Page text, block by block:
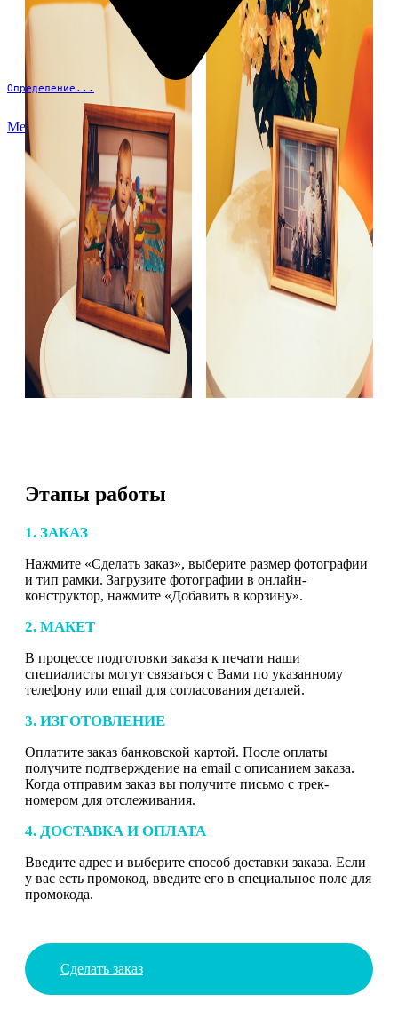
Определение...
Меню
Этапы работы
1. ЗАКАЗ
Нажмите «Сделать заказ», выберите размер фотографии
и тип рамки. Загрузите фотографии в онлайн-
конструктор, нажмите «Добавить в корзину».
2. МАКЕТ
В процессе подготовки заказа к печати наши
специалисты могут связаться с Вами по указанному
телефону или email для согласования деталей.
3. ИЗГОТОВЛЕНИЕ
Оплатите заказ банковской картой. После оплаты
получите подтверждение на email с описанием заказа.
Когда отправим заказ вы получите письмо с трек-
номером для отслеживания.
4. ДОСТАВКА И ОПЛАТА
Введите адрес и выберите способ доставки заказа. Если
у вас есть промокод, введите его в специальное поле для
промокода.
Сделать заказ